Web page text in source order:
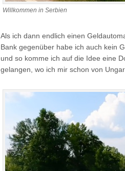
Willkommen in Serbien
Als ich dann endlich einen
Bank gegenüber habe ich auch kein
und so komme ich auf die Idee eine
gelangen, wo ich mir schon von